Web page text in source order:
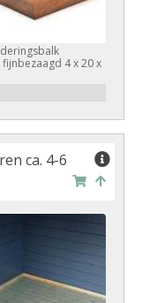
4 x 20 x
ca. 4-6